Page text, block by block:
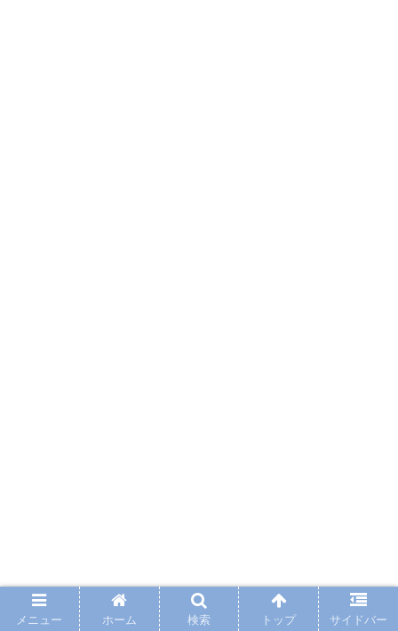
メニュー ホーム 検索 トップ サイドバー